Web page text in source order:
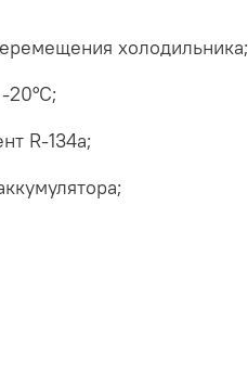
холодильника;
20°С;
R-134a;